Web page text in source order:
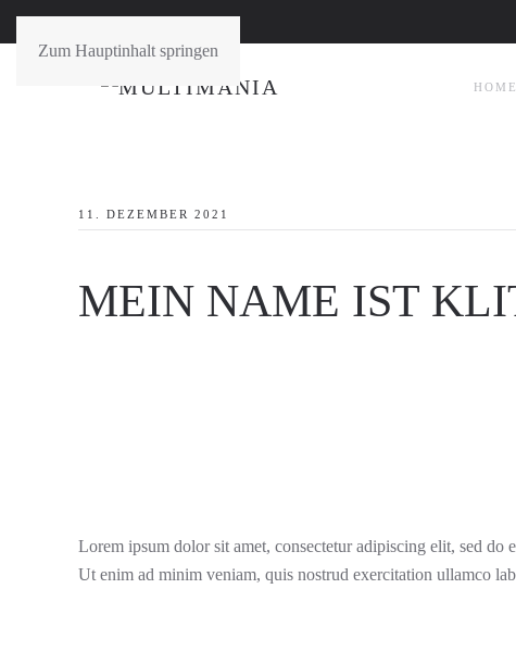
Zum Hauptinhalt springen
HOME
11. DEZEMBER 2021
MEIN NAME IST
Lorem ipsum dolor sit amet, consectetur adipiscing elit, sed
Ut enim ad minim veniam, quis nostrud exercitation ullamco